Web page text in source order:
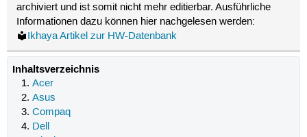
archiviert und ist somit nicht mehr editierbar. Ausführliche
Informationen dazu können hier nachgelesen werden:
Ikhaya Artikel zur HW-Datenbank
Inhaltsverzeichnis
Acer
Asus
Compaq
Dell